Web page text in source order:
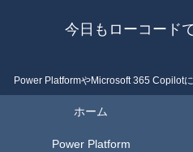
今日もローコード
Power PlatformやMicrosoft 365 Copilot
ホーム
Power Platform